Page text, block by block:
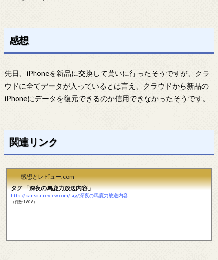
感想
先日、iPhoneを新品に交換して貰いに行ったそうですが、クラ
ウドに全てデータが入っているとは言え、クラウドから新品の
iPhoneにデータを復元できるのか信用できなかったそうです。
関連リンク
感想とレビュー.com
タグ 「深夜の馬鹿力放送内容」
http://kansou-review.com/tag/深夜の馬鹿力放送内容
（件数:1606）